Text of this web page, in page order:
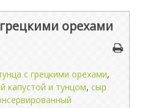
орехами
с грецкими орехами,
капустой и тунцом, сыр